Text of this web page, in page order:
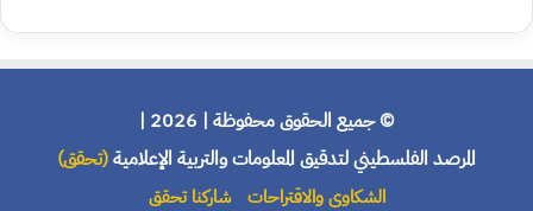
© جميع الحقوق محفوظة | 2026 |
المرصد الفلسطيني لتدقيق المعلومات والتربية الإعلامية(تحقق)
الشكاوى والاقتراحات شاركنا تحقق